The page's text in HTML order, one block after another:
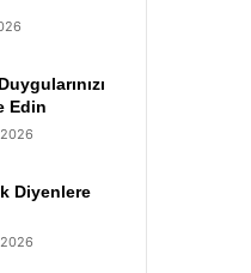
Edin
Diyenlere